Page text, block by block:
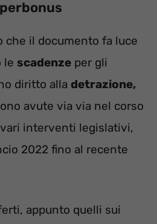
che il documento fa luce
le scadenze per gli
diritto alla detrazione,
avute via via nel corso
interventi legislativi,
2022 fino al recente
appunto quelli sui